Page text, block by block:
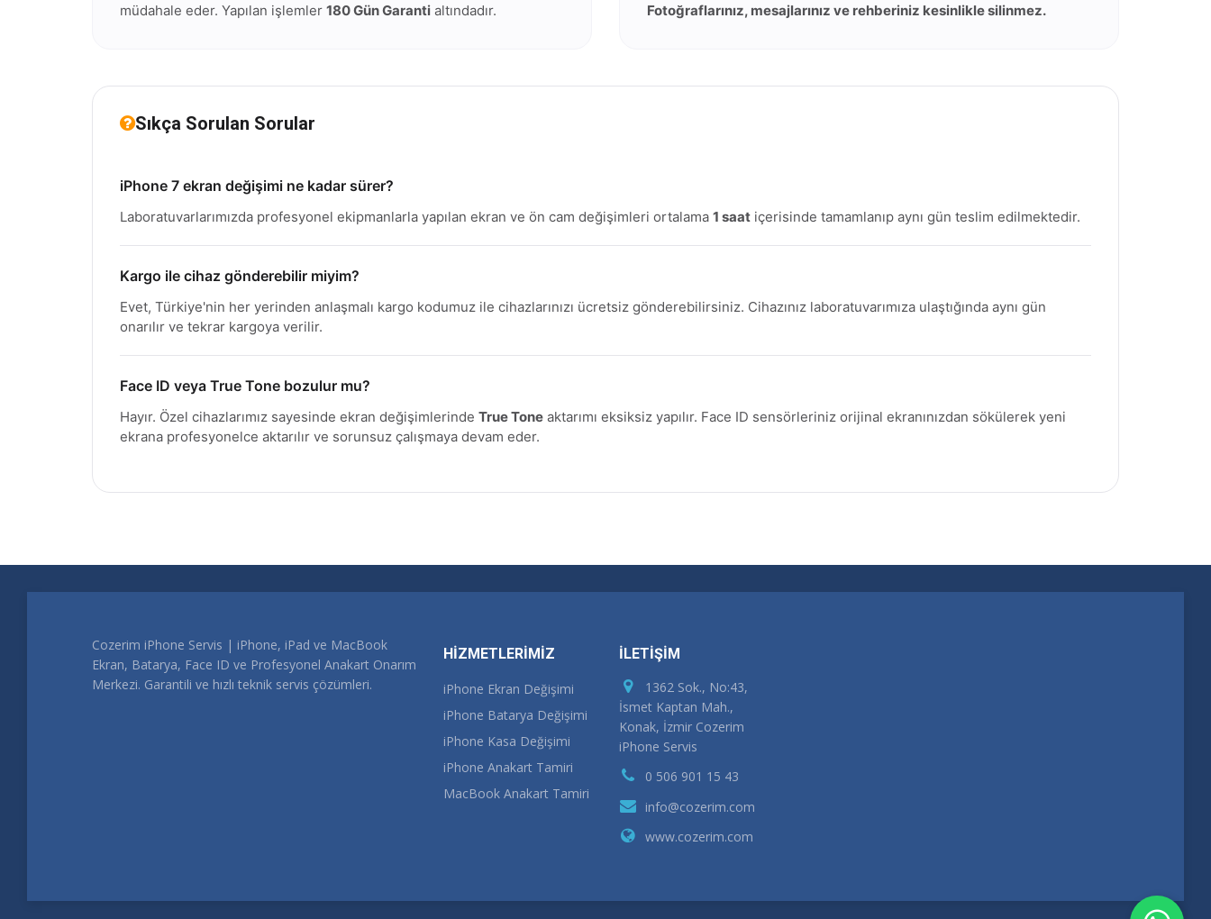
müdahale eder. Yapılan işlemler 180 Gün Garanti altındadır.
Fotoğraflarınız, mesajlarınız ve rehberiniz kesinlikle silinmez.
Sıkça Sorulan Sorular
iPhone 7 ekran değişimi ne kadar sürer?
Laboratuvarlarımızda profesyonel ekipmanlarla yapılan ekran ve ön cam değişimleri ortalama 1 saat içerisinde tamamlanıp aynı gün teslim edilmektedir.
Kargo ile cihaz gönderebilir miyim?
Evet, Türkiye'nin her yerinden anlaşmalı kargo kodumuz ile cihazlarınızı ücretsiz gönderebilirsiniz. Cihazınız laboratuvarımıza ulaştığında aynı gün
onarılır ve tekrar kargoya verilir.
Face ID veya True Tone bozulur mu?
Hayır. Özel cihazlarımız sayesinde ekran değişimlerinde True Tone aktarımı eksiksiz yapılır. Face ID sensörleriniz orijinal ekranınızdan sökülerek yeni
ekrana profesyonelce aktarılır ve sorunsuz çalışmaya devam eder.
Cozerim iPhone Servis | iPhone, iPad ve MacBook
Ekran, Batarya, Face ID ve Profesyonel Anakart Onarım
Merkezi. Garantili ve hızlı teknik servis çözümleri.
HİZMETLERİMİZ
iPhone Ekran Değişimi
iPhone Batarya Değişimi
iPhone Kasa Değişimi
iPhone Anakart Tamiri
MacBook Anakart Tamiri
İLETİŞİM
1362 Sok., No:43,
İsmet Kaptan Mah.,
Konak, İzmir Cozerim
iPhone Servis
0 506 901 15 43
info@cozerim.com
www.cozerim.com